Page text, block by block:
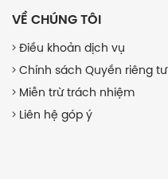
VỀ CHÚNG TÔI
Điều khoản dịch vụ
Chính sách Quyền riêng tư
Miễn trừ trách nhiệm
Liên hệ góp ý